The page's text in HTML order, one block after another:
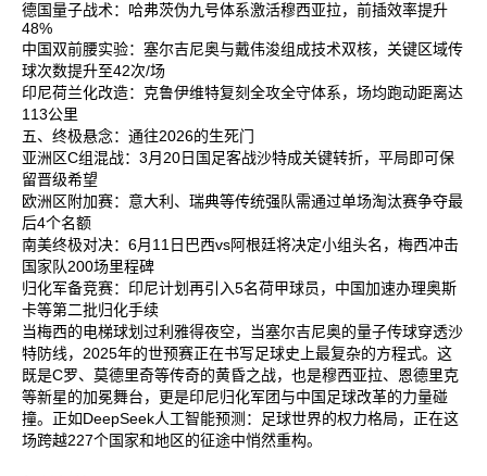
德国量子战术‌：哈弗茨伪九号体系激活穆西亚拉，前插效率提升
48%‌
中国双前腰实验‌：塞尔吉尼奥与戴伟浚组成技术双核，关键区域传
球次数提升至42次/场‌
印尼荷兰化改造‌：克鲁伊维特复刻全攻全守体系，场均跑动距离达
113公里‌
五、终极悬念：通往2026的生死门
亚洲区C组混战‌：3月20日国足客战沙特成关键转折，平局即可保
留晋级希望‌
欧洲区附加赛‌：意大利、瑞典等传统强队需通过单场淘汰赛争夺最
后4个名额‌
南美终极对决‌：6月11日巴西vs阿根廷将决定小组头名，梅西冲击
国家队200场里程碑‌
归化军备竞赛‌：印尼计划再引入5名荷甲球员，中国加速办理奥斯
卡等第二批归化手续‌
当梅西的电梯球划过利雅得夜空，当塞尔吉尼奥的量子传球穿透沙
特防线，2025年的世预赛正在书写足球史上最复杂的方程式。这
既是C罗、莫德里奇等传奇的黄昏之战，也是穆西亚拉、恩德里克
等新星的加冕舞台，更是印尼归化军团与中国足球改革的力量碰
撞。正如DeepSeek人工智能预测：足球世界的权力格局，正在这
场跨越227个国家和地区的征途中悄然重构‌。